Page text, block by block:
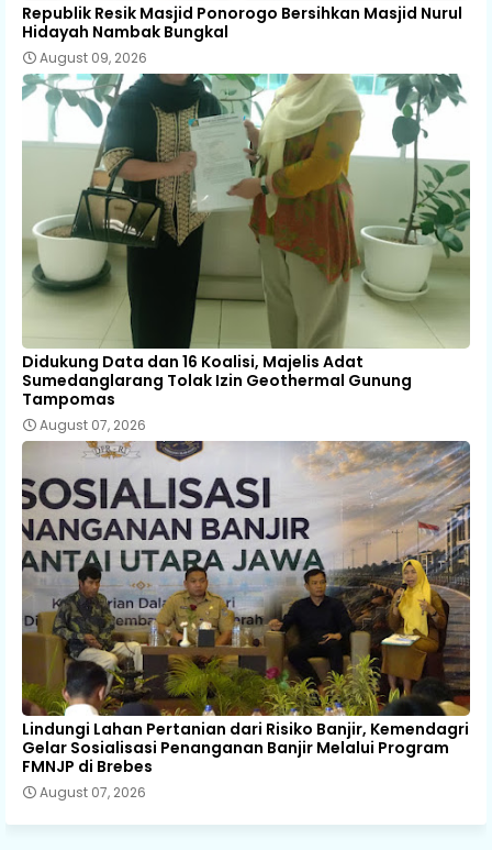
Republik Resik Masjid Ponorogo Bersihkan Masjid Nurul
Hidayah Nambak Bungkal
August 09, 2026
Didukung Data dan 16 Koalisi, Majelis Adat
Sumedanglarang Tolak Izin Geothermal Gunung
Tampomas
August 07, 2026
Lindungi Lahan Pertanian dari Risiko Banjir, Kemendagri
Gelar Sosialisasi Penanganan Banjir Melalui Program
FMNJP di Brebes
August 07, 2026